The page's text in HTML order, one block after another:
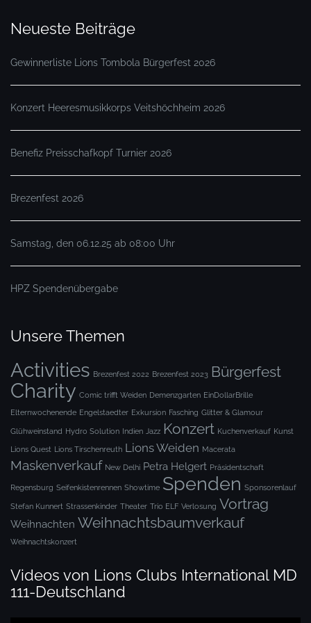
Neueste Beiträge
Gewinnerliste Lions Tombola Bürgerfest 2026
Konzert Heeresmusikkorps Veitshöchheim 2026
Benefiz Preisschafkopf Turnier 2026
Brezenfest 2026
Samstag, den 06.12.25 ab 08:00 Uhr
HPZ Spendenübergabe
Unsere Themen
Activities Brezenfest 2022 Brezenfest 2023 Bürgerfest
Charity Comic trifft Weiden Demenzgarten EinDollarBrille
Elternwochenende Engelstaedter Exkursion Fasching Glitter & Glamour
Glühweinstand Hydro Solution Indien Jazz Konzert Kuchenverkauf Kunst
Lions Quest Lions Tirschenreuth Lions Weiden Macerata
Maskenverkauf New Delhi Petra Helgert Präsidentschaft
Regensburg Seifenkistenrennen Showtime Spenden Sponsorenlauf
Stefan Kunnert Strassenkinder Theater Trio ELF Verlosung Vortrag
Weihnachten Weihnachtsbaumverkauf
Weihnachtskonzert
Videos von Lions Clubs International MD
111-Deutschland